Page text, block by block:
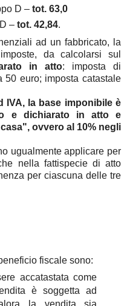
D – tot. 63,0
– tot. 42,84.
ad un fabbricato, la
da calcolarsi sul
in atto: imposta di
50 euro; imposta catastale
IVA, la base imponibile è
e dichiarato in atto e
ovvero al 10% negli
ugualmente applicare per
nella fattispecie di atto
per ciascuna delle tre
fiscale sono:
accatastata come
è soggetta ad